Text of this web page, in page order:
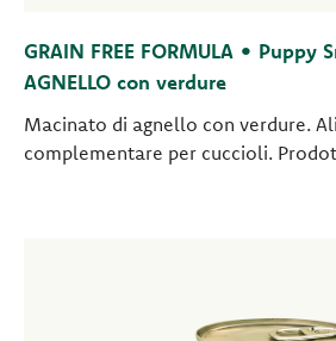
GRAIN FREE FORMULA • Puppy
AGNELLO con verdure
Macinato di agnello con verdure.
complementare per cuccioli.